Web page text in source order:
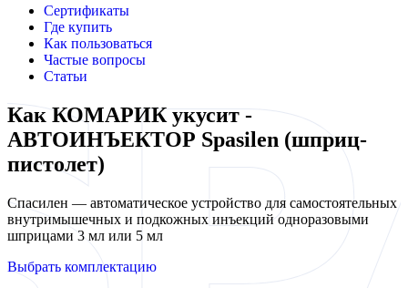
Сертификаты
Где купить
Как пользоваться
Частые вопросы
Статьи
Как КОМАРИК укусит -
АВТОИНЪЕКТОР Spasilen (шприц-
пистолет)
Спасилен — автоматическое устройство для самостоятельных
внутримышечных и подкожных инъекций одноразовыми
шприцами 3 мл или 5 мл
Выбрать комплектацию